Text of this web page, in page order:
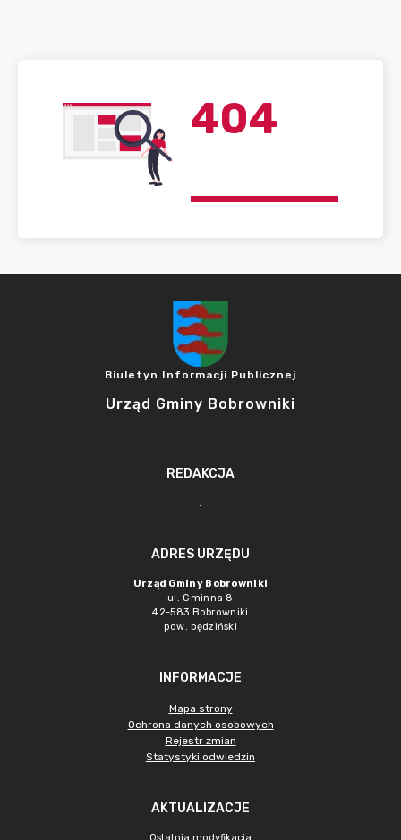
404
Biuletyn Informacji Publicznej
Urząd Gminy Bobrowniki
REDAKCJA
.
ADRES URZĘDU
Urząd Gminy Bobrowniki
ul. Gminna 8
42-583 Bobrowniki
pow. będziński
INFORMACJE
Mapa strony
Ochrona danych osobowych
Rejestr zmian
Statystyki odwiedzin
AKTUALIZACJE